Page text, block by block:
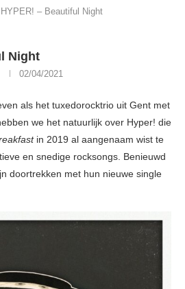
HYPER! – Beautiful Night
Night
02/04/2021
als het tuxedorocktrio uit Gent met
we het natuurlijk over Hyper! die
in 2019 al aangenaam wist te
en snedige rocksongs. Benieuwd
doortrekken met hun nieuwe single